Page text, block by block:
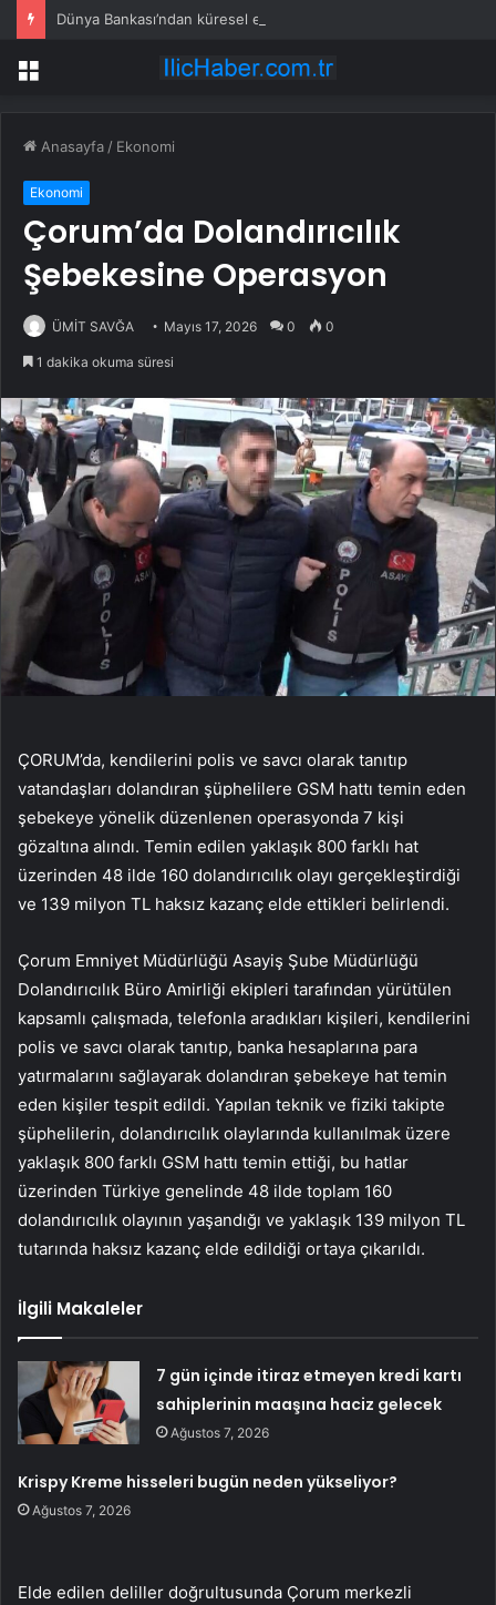
Dünya Bankası’ndan küresel ekonomik kriz uyarısı
Menü
Anasayfa / Ekonomi
Ekonomi
Çorum’da Dolandırıcılık
Şebekesine Operasyon
ÜMİT SAVĞA Mayıs 17, 2026 0 0
1 dakika okuma süresi
ÇORUM’da, kendilerini polis ve savcı olarak tanıtıp
vatandaşları dolandıran şüphelilere GSM hattı temin eden
şebekeye yönelik düzenlenen operasyonda 7 kişi
gözaltına alındı. Temin edilen yaklaşık 800 farklı hat
üzerinden 48 ilde 160 dolandırıcılık olayı gerçekleştirdiği
ve 139 milyon TL haksız kazanç elde ettikleri belirlendi.
Çorum Emniyet Müdürlüğü Asayiş Şube Müdürlüğü
Dolandırıcılık Büro Amirliği ekipleri tarafından yürütülen
kapsamlı çalışmada, telefonla aradıkları kişileri, kendilerini
polis ve savcı olarak tanıtıp, banka hesaplarına para
yatırmalarını sağlayarak dolandıran şebekeye hat temin
eden kişiler tespit edildi. Yapılan teknik ve fiziki takipte
şüphelilerin, dolandırıcılık olaylarında kullanılmak üzere
yaklaşık 800 farklı GSM hattı temin ettiği, bu hatlar
üzerinden Türkiye genelinde 48 ilde toplam 160
dolandırıcılık olayının yaşandığı ve yaklaşık 139 milyon TL
tutarında haksız kazanç elde edildiği ortaya çıkarıldı.
İlgili Makaleler
7 gün içinde itiraz etmeyen kredi kartı
sahiplerinin maaşına haciz gelecek
Ağustos 7, 2026
Krispy Kreme hisseleri bugün neden yükseliyor?
Ağustos 7, 2026
Elde edilen deliller doğrultusunda Çorum merkezli